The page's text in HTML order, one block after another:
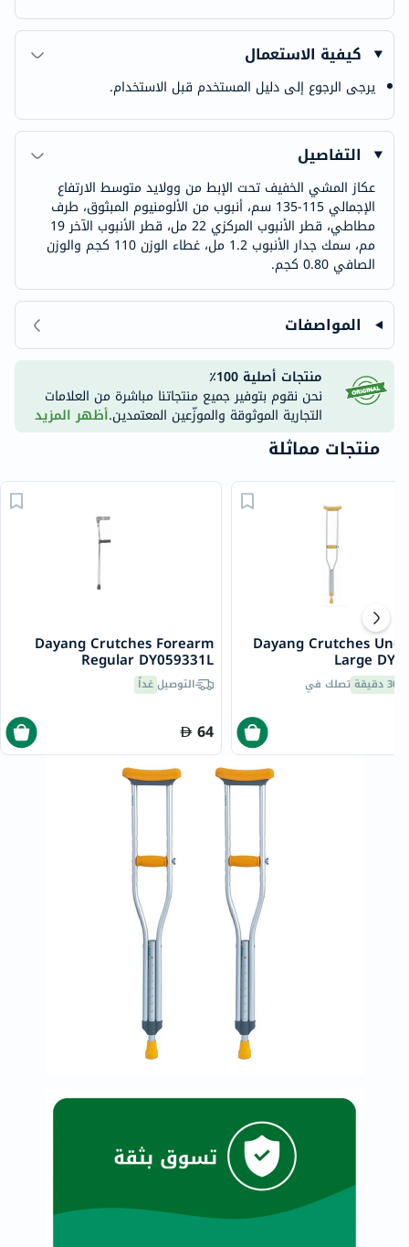
كيفية الاستعمال
يرجى الرجوع إلى دليل المستخدم قبل الاستخدام.
التفاصيل
عكاز المشي الخفيف تحت الإبط من وولايد متوسط ​​الارتفاع
الإجمالي 115-135 سم، أنبوب من الألومنيوم المبثوق، طرف
مطاطي، قطر الأنبوب المركزي 22 مل، قطر الأنبوب الآخر 19
مم، سمك جدار الأنبوب 1.2 مل، غطاء الوزن 110 كجم والوزن
الصافي 0.80 كجم.
المواصفات
منتجات أصلية 100٪
نحن نقوم بتوفير جميع منتجاتنا مباشرة من العلامات
التجارية الموثوقة والموزّعين المعتمدين.أظهر المزيد
منتجات مماثلة
Dayang Crutches Forearm
Regular DY059331L
التوصيل غداً
64
Dayang Crutches
Large
30 دقيقة تصلك في